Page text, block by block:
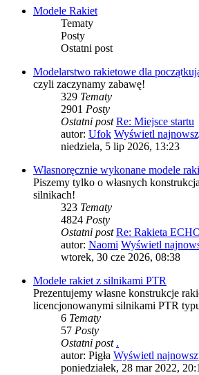
Modele Rakiet
Tematy
Posty
Ostatni post
Modelarstwo rakietowe dla
czyli zaczynamy zabawę!
329 Tematy
2901 Posty
Ostatni post Re: Miejsce startu
autor: Ufok Wyświetl
niedziela, 5 lip 2026, 13:23
Własnoręcznie wykonane modele
Piszemy tylko o własnych
silnikach!
323 Tematy
4824 Posty
Ostatni post Re: Rakieta
autor: Naomi Wyświetl
wtorek, 30 cze 2026, 08:38
Modele rakiet z silnikami PTR
Prezentujemy własne konstrukcje
licencjonowanymi silnikami PTR
6 Tematy
57 Posty
Ostatni post .
autor: Pigła Wyświetl
poniedziałek, 28 mar 2022,